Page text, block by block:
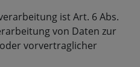
ist Art. 6 Abs.
von Daten zur
vorvertraglicher